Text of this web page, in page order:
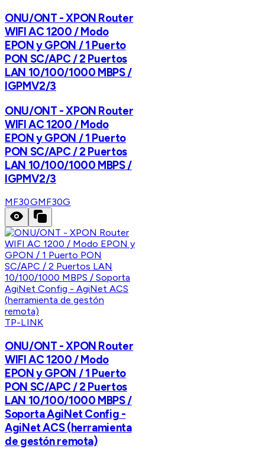
ONU/ONT - XPON Router
WIFI AC 1200 / Modo
EPON y GPON / 1 Puerto
PON SC/APC / 2 Puertos
LAN 10/100/1000 MBPS /
IGPMV2/3
ONU/ONT - XPON Router
WIFI AC 1200 / Modo
EPON y GPON / 1 Puerto
PON SC/APC / 2 Puertos
LAN 10/100/1000 MBPS /
IGPMV2/3
MF30GMF30G
TP-LINK
ONU/ONT - XPON Router
WIFI AC 1200 / Modo
EPON y GPON / 1 Puerto
PON SC/APC / 2 Puertos
LAN 10/100/1000 MBPS /
Soporta AgiNet Config -
AgiNet ACS (herramienta
de gestón remota)